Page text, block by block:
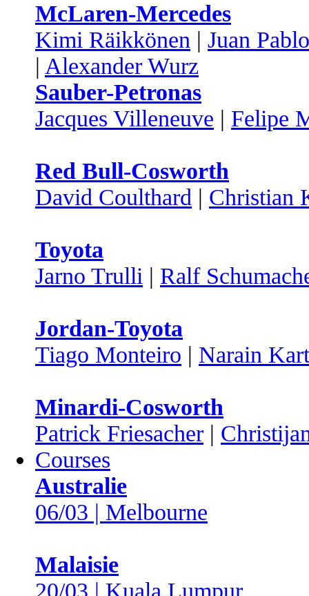
McLaren-Mercedes
Kimi Räikkönen | Juan
| Alexander Wurz
Sauber-Petronas
Jacques Villeneuve | Felipe
Red Bull-Cosworth
David Coulthard | Christian
Toyota
Jarno Trulli | Ralf
Jordan-Toyota
Tiago Monteiro | Narain
Minardi-Cosworth
Patrick Friesacher |
Courses
Australie
06/03 | Melbourne
Malaisie
20/03 | Kuala Lumpur